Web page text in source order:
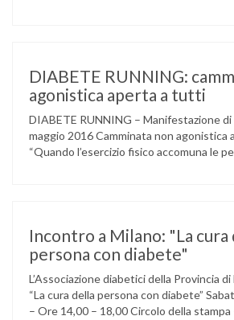
gruppo musicale GROOVY LEMONS di
MILANESE. L’ Associazione …
DIABETE RUNNING:
agonistica aperta a tutti
DIABETE RUNNING – Manifestazione di
maggio 2016 Camminata non
“Quando l’esercizio fisico accomuna le
Incontro a Milano: "La cura
persona con diabete"
L’Associazione diabetici della Provincia
“La cura della persona con diabete”
– Ore 14,00 – 18,00 Circolo della stampa